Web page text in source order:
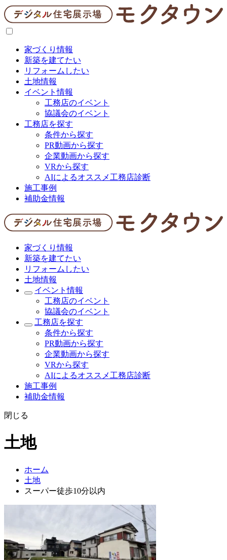
家づくり情報
新築を建てたい
リフォームしたい
土地情報
イベント情報
工務店のイベント
協議会のイベント
工務店を探す
条件から探す
PR動画から探す
企業動画から探す
VRから探す
AIによるオススメ工務店診断
施工事例
補助金情報
家づくり情報
新築を建てたい
リフォームしたい
土地情報
イベント情報
工務店のイベント
協議会のイベント
工務店を探す
条件から探す
PR動画から探す
企業動画から探す
VRから探す
AIによるオススメ工務店診断
施工事例
補助金情報
閉じる
土地
ホーム
土地
スーパー徒歩10分以内